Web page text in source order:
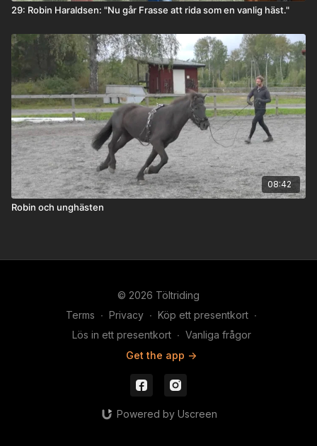
29: Robin Haraldsen: "Nu går Frasse att rida som en vanlig häst."
08:42
Robin och unghästen
© 2026 Töltriding
Terms ∙ Privacy ∙ Köp ett presentkort ∙
Lös in ett presentkort ∙ Vanliga frågor
Get the app ->
Powered by Uscreen